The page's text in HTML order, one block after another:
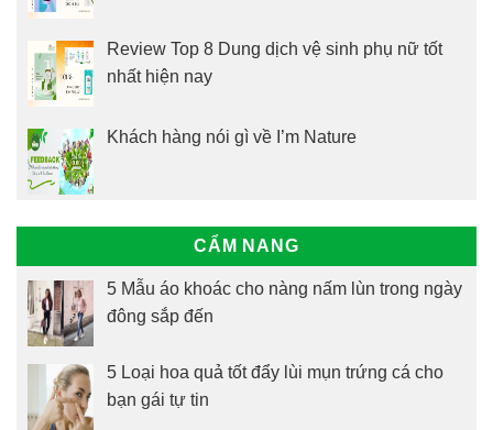
Review Top 8 Dung dịch vệ sinh phụ nữ tốt
nhất hiện nay
Khách hàng nói gì về I’m Nature
CẨM NANG
5 Mẫu áo khoác cho nàng nấm lùn trong ngày
đông sắp đến
5 Loại hoa quả tốt đẩy lùi mụn trứng cá cho
bạn gái tự tin